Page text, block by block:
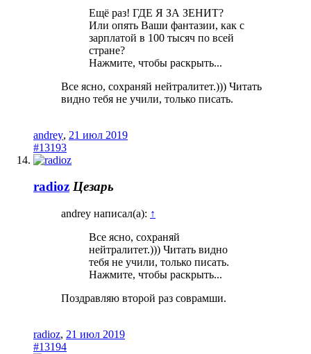
Ещё раз! ГДЕ Я ЗА ЗЕНИТ?
Или опять Ваши фантазии, как с
зарплатой в 100 тысяч по всей
стране?
Нажмите, чтобы раскрыть...
Все ясно, сохраняй нейтралитет.))) Читать
видно тебя не учили, только писать.
andrey, 21 июл 2019
#13193
radioz Цезарь
andrey написал(а): ↑
Все ясно, сохраняй
нейтралитет.))) Читать видно
тебя не учили, только писать.
Нажмите, чтобы раскрыть...
Поздравляю второй раз соврамши.
radioz, 21 июл 2019
#13194